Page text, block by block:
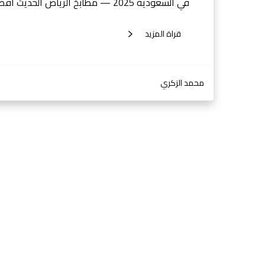
قراة المزيد
محمد الزكري